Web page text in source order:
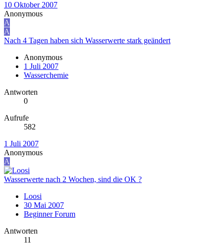
10 Oktober 2007
Anonymous
A
A
Nach 4 Tagen haben sich Wasserwerte stark geändert
Anonymous
1 Juli 2007
Wasserchemie
Antworten
0
Aufrufe
582
1 Juli 2007
Anonymous
A
Wasserwerte nach 2 Wochen, sind die OK ?
Loosi
30 Mai 2007
Beginner Forum
Antworten
11